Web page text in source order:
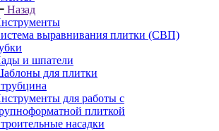
Назад
выравнивания плитки (СВП)
и шпатели
для плитки
для работы с
плиткой
насадки